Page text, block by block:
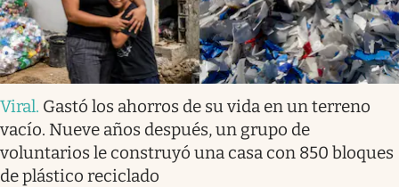
Viral. Gastó los ahorros de su vida en un terreno
vacío. Nueve años después, un grupo de
voluntarios le construyó una casa con 850 bloques
de plástico reciclado